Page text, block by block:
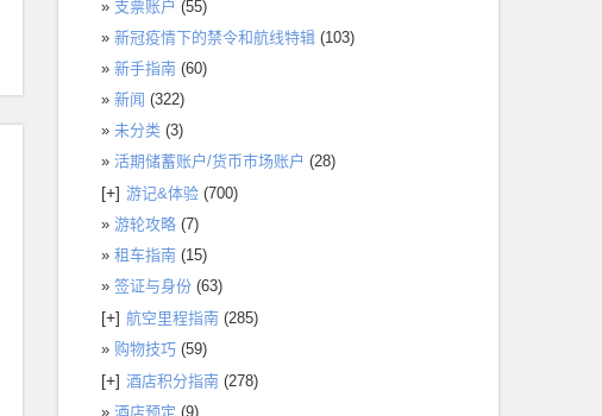
支票账户 (55)
新冠疫情下的禁令和航线特辑 (103)
新手指南 (60)
新闻 (322)
未分类 (3)
活期储蓄账户/货币市场账户 (28)
[+] 游记&体验 (700)
游轮攻略 (7)
租车指南 (15)
签证与身份 (63)
[+] 航空里程指南 (285)
购物技巧 (59)
[+] 酒店积分指南 (278)
酒店预定 (9)